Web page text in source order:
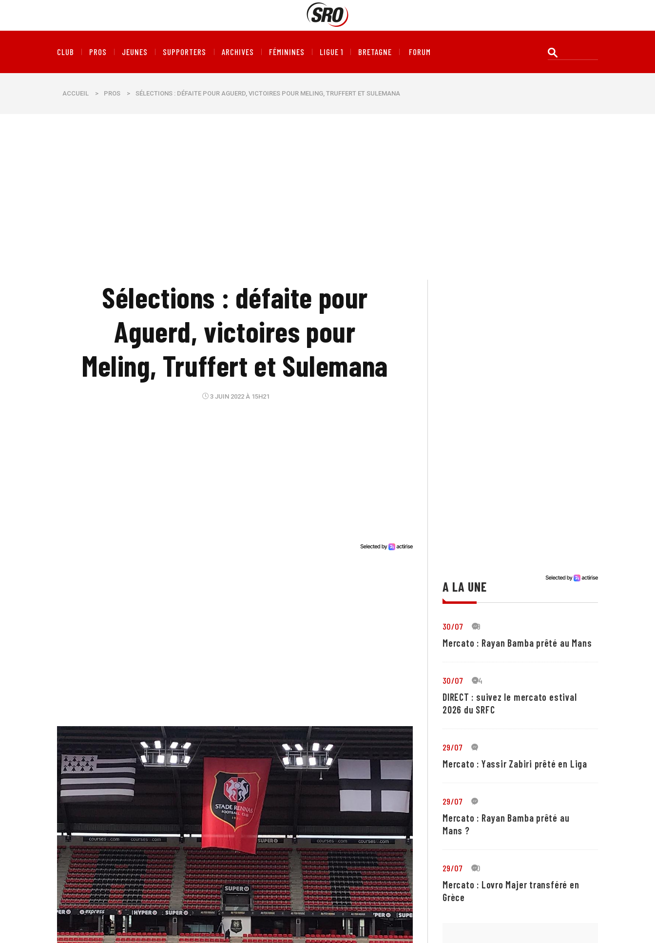
CLUB PROS JEUNES SUPPORTERS ARCHIVES FÉMININES LIGUE 1 BRETAGNE FORUM
ACCUEIL > PROS > SÉLECTIONS : DÉFAITE POUR AGUERD, VICTOIRES POUR MELING, TRUFFERT ET SULEMANA
Sélections : défaite pour
Aguerd, victoires pour
Meling, Truffert et Sulemana
3 JUIN 2022 À 15H21
A LA UNE
30/07 19
Mercato : Rayan Bamba prêté au Mans
30/07 24
DIRECT : suivez le mercato estival
2026 du SRFC
29/07 4
Mercato : Yassir Zabiri prêté en Liga
29/07 1
Mercato : Rayan Bamba prêté au
Mans ?
29/07 10
Mercato : Lovro Majer transféré en
Grèce